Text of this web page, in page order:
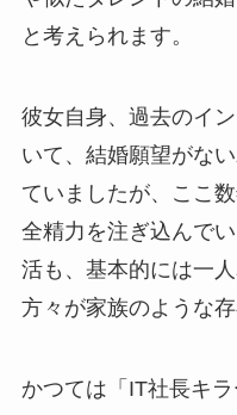
と考えられます。
彼女自身、過去のイ
いて、結婚願望がな
ていましたが、ここ
全精力を注ぎ込んで
活も、基本的には一
方々が家族のような
かつては「IT社長キ